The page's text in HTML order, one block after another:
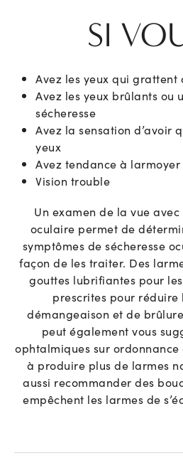
SI
Avez les yeux qui grattent
Avez les yeux brûlants ou
sécheresse
Avez la sensation d’avoir
yeux
Avez tendance à larmoyer
Vision trouble
Un examen de la vue
oculaire permet de
symptômes de sécheresse
façon de les traiter. Des
gouttes lubrifiantes pour
prescrites pour réduire
démangeaison et de
peut également vous
ophtalmiques sur
à produire plus de larmes
aussi recommander des
empêchent les larmes de